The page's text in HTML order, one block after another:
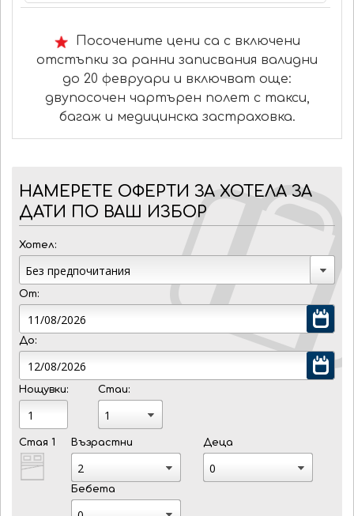
Посочените цени са с включени
отстъпки за ранни записвания валидни
до 20 февруари и включват още:
двупосочен чартърен полет с такси,
багаж и медицинска застраховка.
НАМЕРЕТЕ ОФЕРТИ ЗА ХОТЕЛА ЗА
ДАТИ ПО ВАШ ИЗБОР
Хотел:
От:
До:
Нощувки: Стаи:
Стая 1 Възрастни Деца
Бебета